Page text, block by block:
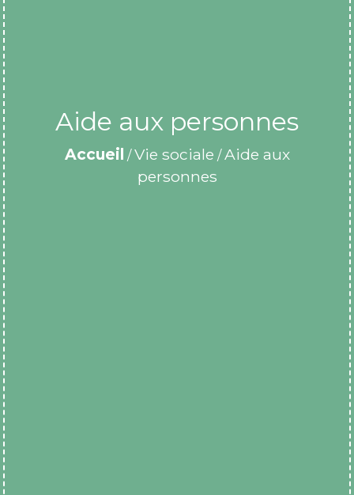
Aide aux personnes
Accueil /Vie sociale /Aide aux
personnes